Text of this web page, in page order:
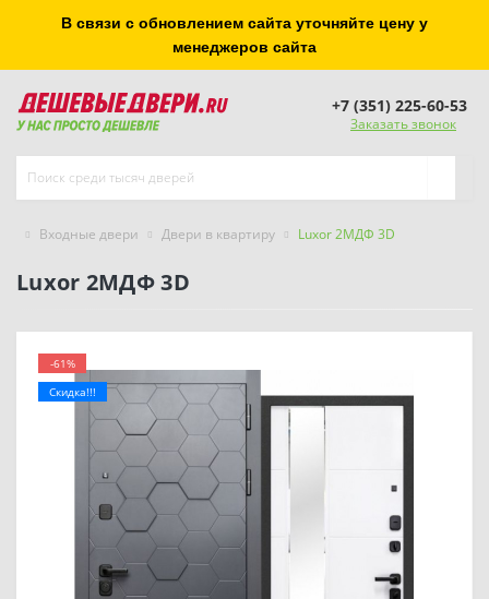
В связи с обновлением сайта уточняйте цену у
менеджеров сайта
+7 (351) 225-60-53
Заказать звонок
Входные двери Двери в квартиру Luxor 2МДФ 3D
Luxor 2МДФ 3D
-61%
Скидка!!!